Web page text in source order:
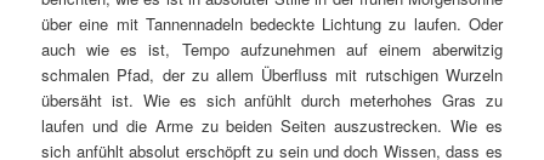
über eine mit Tannennadeln bedeckte Lichtung zu laufen. Oder
auch wie es ist, Tempo aufzunehmen auf einem aberwitzig
schmalen Pfad, der zu allem Überfluss mit rutschigen Wurzeln
übersäht ist. Wie es sich anfühlt durch meterhohes Gras zu
laufen und die Arme zu beiden Seiten auszustrecken. Wie es
sich anfühlt absolut erschöpft zu sein und doch Wissen, dass es